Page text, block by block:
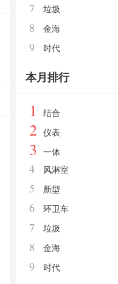
7 垃圾
8 金海
9 时代
本月排行
1 结合
2 仪表
3 一体
4 风淋室
5 新型
6 环卫车
7 垃圾
8 金海
9 时代